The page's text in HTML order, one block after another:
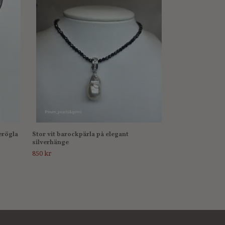
Stor vit barockpärla på elegant
silverhänge
850 kr